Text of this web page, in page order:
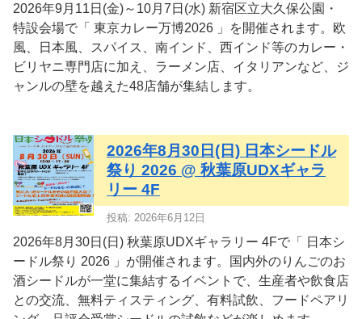
2026年9月11日(金)～10月7日(水) 新宿区立大久保公園・
特設会場で「 東京カレー万博2026 」を開催されます。欧
風、日本風、スパイス、南インド、西インド等のカレー・
ビリヤニ専門店に加え、ラーメン店、イタリアンなど、ジ
ャンルの壁を越えた48店舗が集結します。
2026年8月30日(日) 日本シードル
祭り 2026 @ 秋葉原UDXギャラ
リー 4F
投稿: 2026年6月12日
2026年8月30日(日) 秋葉原UDXギャラリー 4Fで「 日本シ
ードル祭り 2026 」が開催されます。国内外のりんごのお
酒シードルが一堂に集結するイベントで、生産者や飲食店
との交流、無料ティスティング、有料試飲、フードペアリ